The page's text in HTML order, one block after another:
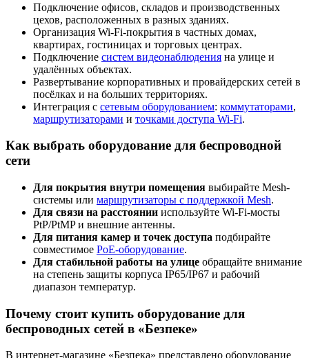
Подключение офисов, складов и производственных
цехов, расположенных в разных зданиях.
Организация Wi-Fi-покрытия в частных домах,
квартирах, гостиницах и торговых центрах.
Подключение систем видеонаблюдения на улице и
удалённых объектах.
Развертывание корпоративных и провайдерских сетей в
посёлках и на больших территориях.
Интеграция с сетевым оборудованием: коммутаторами,
маршрутизаторами и точками доступа Wi-Fi.
Как выбрать оборудование для беспроводной
сети
Для покрытия внутри помещения выбирайте Mesh-
системы или маршрутизаторы с поддержкой Mesh.
Для связи на расстоянии используйте Wi-Fi-мосты
PtP/PtMP и внешние антенны.
Для питания камер и точек доступа подбирайте
совместимое PoE-оборудование.
Для стабильной работы на улице обращайте внимание
на степень защиты корпуса IP65/IP67 и рабочий
диапазон температур.
Почему стоит купить оборудование для
беспроводных сетей в «Безпеке»
В интернет-магазине «Безпека» представлено оборудование